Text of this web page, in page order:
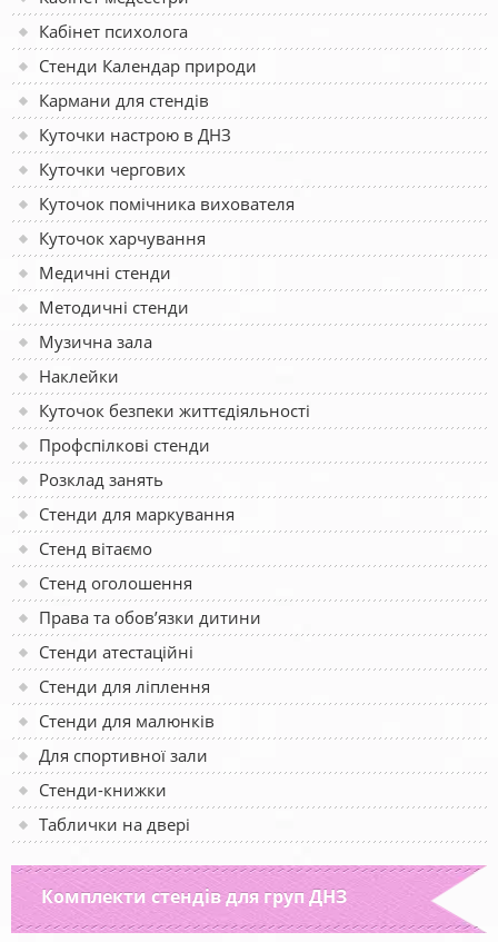
Кабінет психолога
Стенди Календар природи
Кармани для стендів
Куточки настрою в ДНЗ
Куточки чергових
Куточок помічника вихователя
Куточок харчування
Медичні стенди
Методичні стенди
Музична зала
Наклейки
Куточок безпеки життєдіяльності
Профспілкові стенди
Розклад занять
Стенди для маркування
Стенд вітаємо
Стенд оголошення
Права та обов’язки дитини
Стенди атестаційні
Стенди для ліплення
Стенди для малюнків
Для спортивної зали
Стенди-книжки
Таблички на двері
Комплекти стендів для груп ДНЗ